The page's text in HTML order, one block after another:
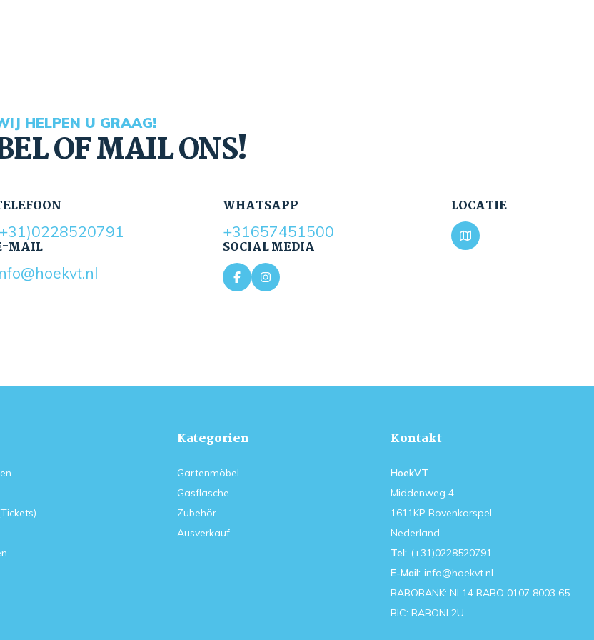
HELPEN U GRAAG!
OF MAIL ONS!
MAIL
WHATSAPP
+31657451500
SOCIAL MEDIA
LOCATIE
Kategorien
Gartenmöbel
Gasflasche
Zubehör
Ausverkauf
Kontakt
HoekVT
Middenweg 4
1611KP Bovenkarspel
Nederland
Tel: (+31)0228520791
E-Mail: info@hoekvt.nl
RABOBANK: NL14 RABO 0107 8003 65
BIC: RABONL2U